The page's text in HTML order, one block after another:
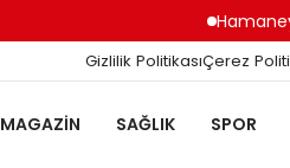
Hamaney’den
Gizlilik PolitikasıÇerez
MAGAZIN SAĞLIK SPOR